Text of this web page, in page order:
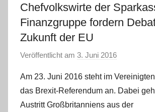
Chefvolkswirte der
Finanzgruppe fordern
Zukunft der EU
Veröffentlicht am 3. Juni 2016
n
C
W
Am 23. Juni 2016 steht im
das Brexit-Referendum an. Dabei
Austritt Großbritanniens aus der